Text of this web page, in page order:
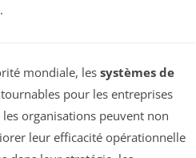
.
mondiale, les systèmes de
pour les entreprises
organisations peuvent non
leur efficacité opérationnelle